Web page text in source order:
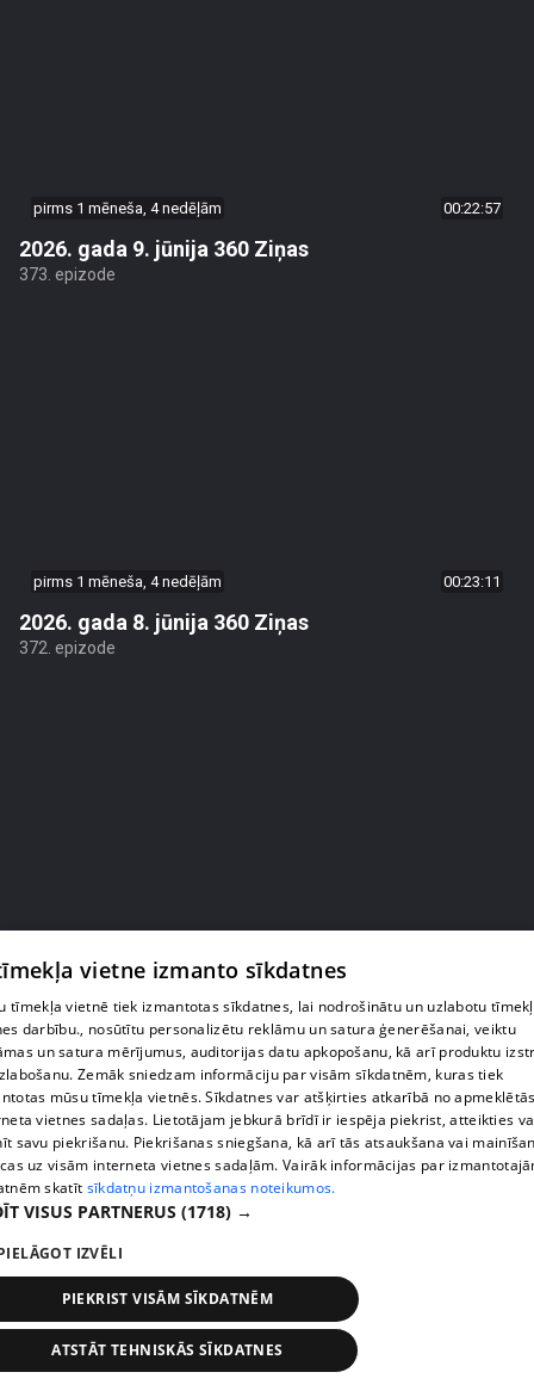
pirms 1 mēneša, 4 nedēļām 00:22:57
2026. gada 9. jūnija 360 Ziņas
373. epizode
pirms 1 mēneša, 4 nedēļām 00:23:11
2026. gada 8. jūnija 360 Ziņas
372. epizode
2026. gada 5. jūnija 360 Ziņas
371. epizode
pirms 2 mēnešiem
2026. gada 4. jūnija 360 Ziņas
vietne izmanto sīkdatnes
tīmekļa vietnē tiek izmantotas sīkdatnes, lai nodrošinātu un uzlabotu
darbību., nosūtītu personalizētu reklāmu un satura ģenerēšanai, veiktu
un satura mērījumus, auditorijas datu apkopošanu, kā arī produktu
Zemāk sniedzam informāciju par visām sīkdatnēm, kuras tiek
mūsu tīmekļa vietnēs. Sīkdatnes var atšķirties atkarībā no
vietnes sadaļas. Lietotājam jebkurā brīdī ir iespēja piekrist, atteikties
savu piekrišanu. Piekrišanas sniegšana, kā arī tās atsaukšana vai
uz visām interneta vietnes sadaļām. Vairāk informācijas par
skatīt sīkdatņu izmantošanas noteikumos.
VISUS PARTNERUS (1718) →
IZVĒLI
PIEKRIST VISĀM SĪKDATNĒM
ATSTĀT TEHNISKĀS SĪKDATNES